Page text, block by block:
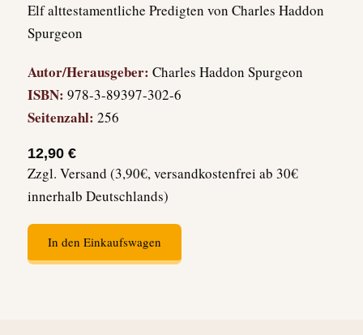
Elf alttestamentliche Predigten von Charles Haddon
Spurgeon
Autor/Herausgeber: Charles Haddon Spurgeon
ISBN: 978-3-89397-302-6
Seitenzahl: 256
12,90 €
Zzgl. Versand (3,90€, versandkostenfrei ab 30€
innerhalb Deutschlands)
In den Einkaufswagen